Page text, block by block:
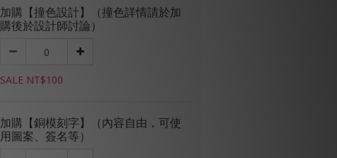
加購【撞色設計】（撞色詳情請於加
購後於設計師討論）
SALE NT$100
加購【銅模刻字】（內容自由，可使
用圖案、簽名等）